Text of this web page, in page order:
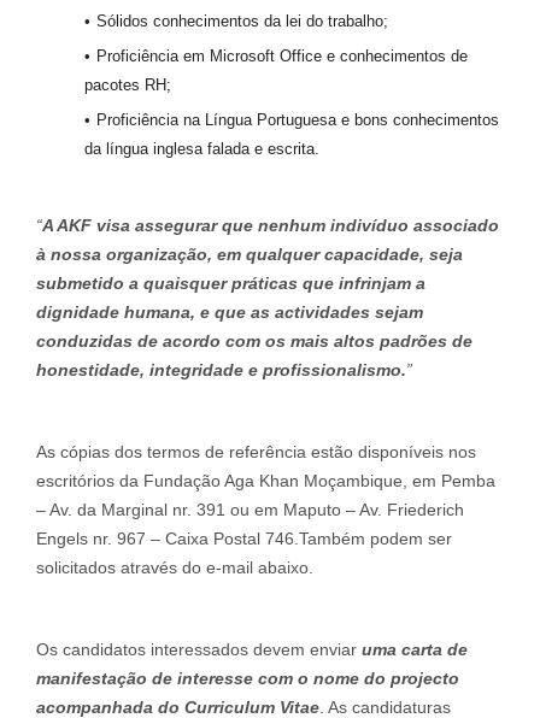
Sólidos conhecimentos da lei do trabalho;
Proficiência em Microsoft Office e conhecimentos de
pacotes RH;
Proficiência na Língua Portuguesa e bons conhecimentos
da língua inglesa falada e escrita.
“A AKF visa assegurar que nenhum indivíduo associado
à nossa organização, em qualquer capacidade, seja
submetido a quaisquer práticas que infrinjam a
dignidade humana, e que as actividades sejam
conduzidas de acordo com os mais altos padrões de
honestidade, integridade e profissionalismo.”
As cópias dos termos de referência estão disponíveis nos
escritórios da Fundação Aga Khan Moçambique, em Pemba
– Av. da Marginal nr. 391 ou em Maputo – Av. Friederich
Engels nr. 967 – Caixa Postal 746.Também podem ser
solicitados através do e-mail abaixo.
Os candidatos interessados devem enviar uma carta de
manifestação de interesse com o nome do projecto
acompanhada do Curriculum Vitae . As candidaturas